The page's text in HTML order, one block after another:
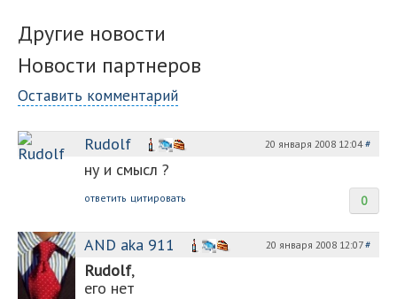
Другие новости
Новости партнеров
Оставить комментарий
Rudolf 20 января 2008 12:04#
ну и смысл ?
0
ответить цитировать
AND aka 911 20 января 2008 12:07#
Rudolf,
его нет